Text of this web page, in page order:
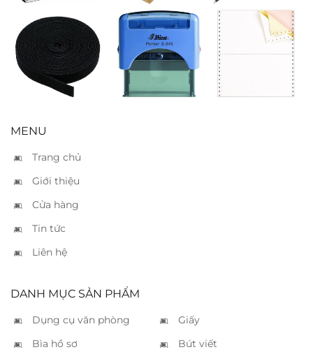
Băng gai dán
đen
Đóng dấu
Shiny S845
MENU
Trang chủ
Giới thiệu
Cửa hàng
Tin tức
Liên hệ
DANH MỤC SẢN PHẨM
Dụng cụ văn phòng
Giấy
Bìa hồ sơ
Bút viết